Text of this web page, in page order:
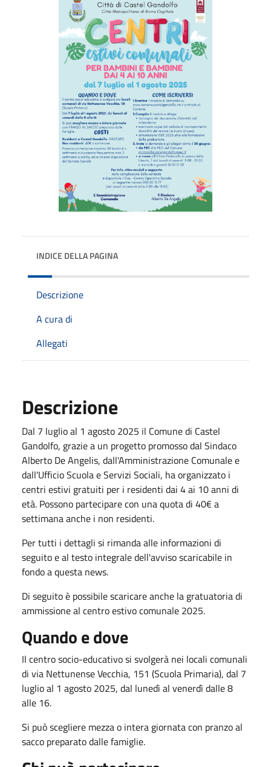
INDICE DELLA PAGINA
Descrizione
A cura di
Allegati
Descrizione
Dal 7 luglio al 1 agosto 2025 il Comune di Castel
Gandolfo, grazie a un progetto promosso dal Sindaco
Alberto De Angelis, dall'Amministrazione Comunale e
dall'Ufficio Scuola e Servizi Sociali, ha organizzato i
centri estivi gratuiti per i residenti dai 4 ai 10 anni di
età. Possono partecipare con una quota di 40€ a
settimana anche i non residenti.
Per tutti i dettagli si rimanda alle informazioni di
seguito e al testo integrale dell'avviso scaricabile in
fondo a questa news.
Di seguito è possibile scaricare anche la gratuatoria di
ammissione al centro estivo comunale 2025.
Quando e dove
Il centro socio-educativo si svolgerà nei locali comunali
di via Nettunense Vecchia, 151 (Scuola Primaria), dal 7
luglio al 1 agosto 2025, dal lunedì al venerdì dalle 8
alle 16.
Si può scegliere mezza o intera giornata con pranzo al
sacco preparato dalle famiglie.